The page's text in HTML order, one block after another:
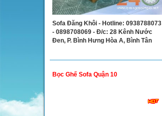
Sofa Đăng Khôi - Hotline: 0938788073
- 0898708069 - Đ/c: 28 Kênh Nước
Đen, P. Bình Hưng Hòa A, Bình Tân
Bọc Ghế Sofa Quận 10